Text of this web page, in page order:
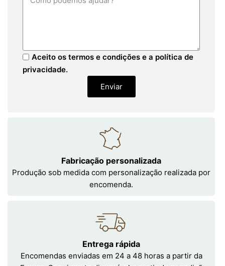
Aceito os termos e condições e a política de
privacidade.
Enviar
Fabricação personalizada
Produção sob medida com personalização realizada por
encomenda.
Entrega rápida
Encomendas enviadas em 24 a 48 horas a partir da